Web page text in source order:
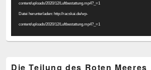
content/uploads/2020/12/Luftbestattung.mp4?_=1
Datei herunterladen: http://racskai.de/wp-
content/uploads/2020/12/Luftbestattung.mp4?_=1
Die Teilung des Roten Meeres